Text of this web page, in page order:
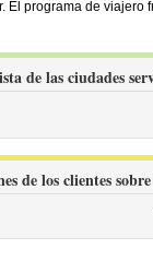
El programa de viajero
de las ciudades
de los clientes